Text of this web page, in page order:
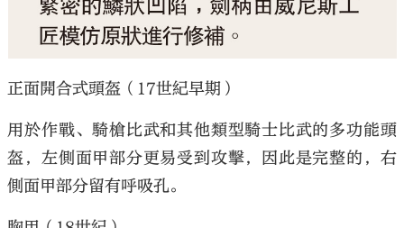
正面開合式頭盔（17世紀早期）
用於作戰、騎槍比武和其他類型騎士比武的多功能頭
盔，左側面甲部分更易受到攻擊，因此是完整的，右
側面甲部分留有呼吸孔。